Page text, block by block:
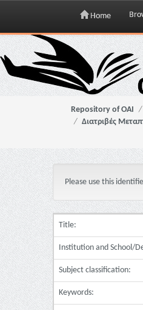
Skip
navigation
Home
Repository of OAI
Διατριβές
Please use this
Title:
Institution and School/
Subject classification:
Keywords: